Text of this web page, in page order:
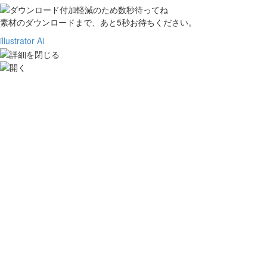
素材のダウンロードまで、あと5秒お待ちください。
illustrator Ai